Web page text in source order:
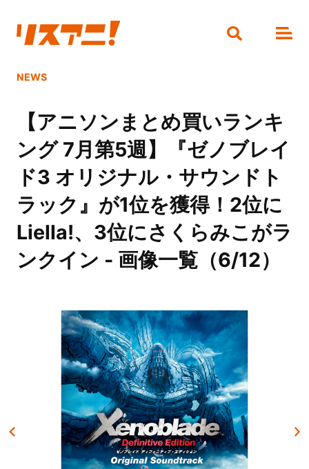
NEWS
【アニソンまとめ買いランキ
ング 7月第5週】『ゼノブレイ
ド3 オリジナル・サウンドト
ラック』が1位を獲得！2位に
Liella!、3位にさくらみこがラ
ンクイン - 画像一覧（6/12）